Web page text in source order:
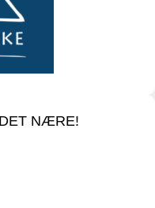
NÆRE!